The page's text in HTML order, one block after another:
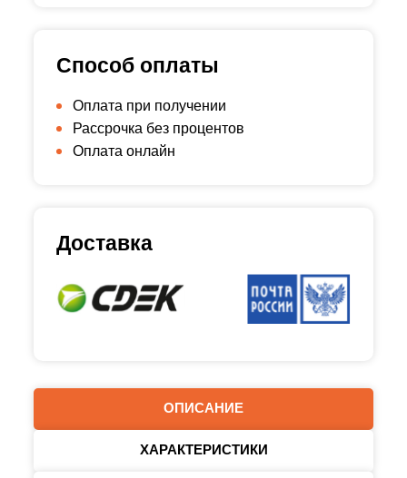
ОПИСАНИЕ
ХАРАКТЕРИСТИКИ
Способ оплаты
Оплата при получении
Рассрочка без процентов
Оплата онлайн
Доставка